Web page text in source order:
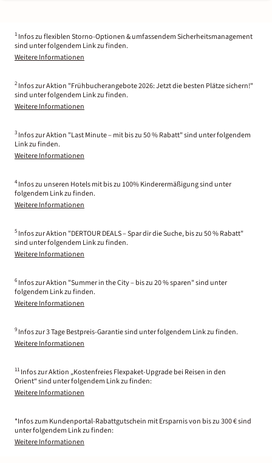
1 Infos zu flexiblen Storno-Optionen & umfassendem Sicherheitsmanagement
sind unter folgendem Link zu finden.
Weitere Informationen
2 Infos zur Aktion "Frühbucherangebote 2026: Jetzt die besten Plätze sichern!"
sind unter folgendem Link zu finden.
Weitere Informationen
3 Infos zur Aktion "Last Minute – mit bis zu 50 % Rabatt" sind unter folgendem
Link zu finden.
Weitere Informationen
4 Infos zu unseren Hotels mit bis zu 100% Kinderermäßigung sind unter
folgendem Link zu finden.
Weitere Informationen
5 Infos zur Aktion "DERTOUR DEALS – Spar dir die Suche, bis zu 50 % Rabatt"
sind unter folgendem Link zu finden.
Weitere Informationen
6 Infos zur Aktion "Summer in the City – bis zu 20 % sparen" sind unter
folgendem Link zu finden.
Weitere Informationen
9 Infos zur 3 Tage Bestpreis-Garantie sind unter folgendem Link zu finden.
Weitere Informationen
11 Infos zur Aktion „Kostenfreies Flexpaket-Upgrade bei Reisen in den
Orient“ sind unter folgendem Link zu finden:
Weitere Informationen
*Infos zum Kundenportal-Rabattgutschein mit Ersparnis von bis zu 300 € sind
unter folgendem Link zu finden:
Weitere Informationen